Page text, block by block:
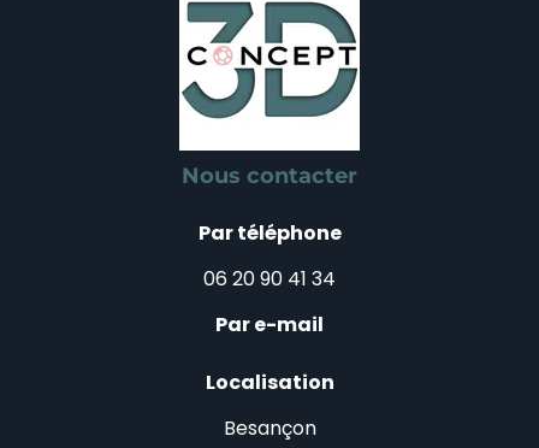
Nous contacter
Par téléphone
06 20 90 41 34
Par e-mail
Localisation
Besançon